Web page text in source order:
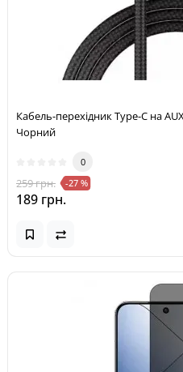
Кабель-перехідник Type-C на
Чорний
0
259 грн. -27 %
189 грн.